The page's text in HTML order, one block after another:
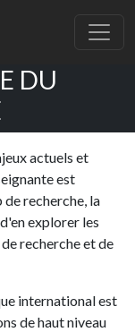
DU
actuels et
est
recherche, la
explorer les
recherche et de
international est
de haut niveau